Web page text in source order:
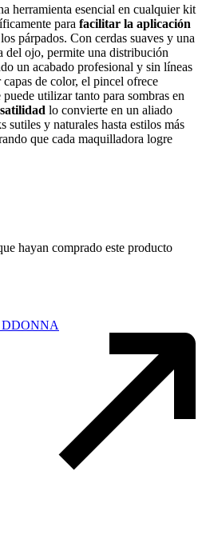
herramienta esencial en cualquier kit
para facilitar la aplicación
párpados. Con cerdas suaves y una
del ojo, permite una distribución
un acabado profesional y sin líneas
de color, el pincel ofrece
utilizar tanto para sombras en
lo convierte en un aliado
sutiles y naturales hasta estilos más
que cada maquilladora logre
hayan comprado este producto